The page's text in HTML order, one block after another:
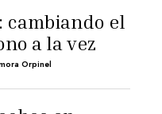
cambiando el
a la vez
Orpinel